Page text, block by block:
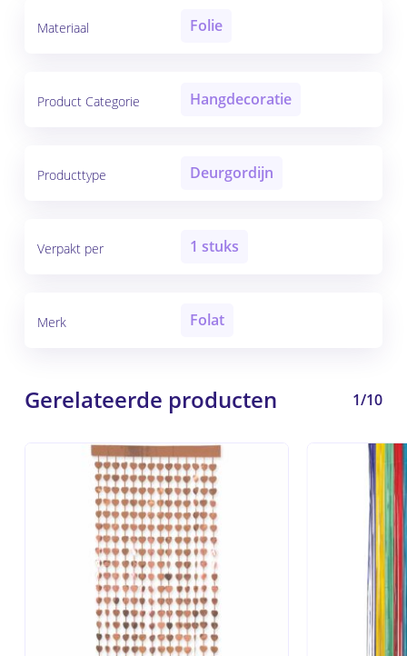
Materiaal Folie
Product Categorie Hangdecoratie
Producttype Deurgordijn
Verpakt per 1 stuks
Merk Folat
Gerelateerde producten 1/10